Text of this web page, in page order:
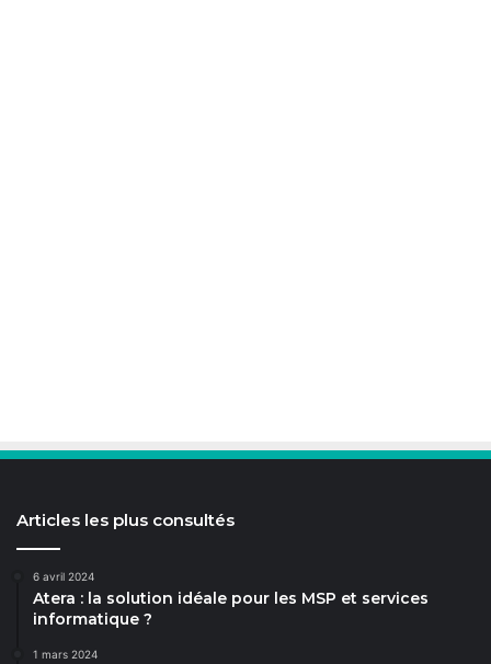
Articles les plus consultés
6 avril 2024
Atera : la solution idéale pour les MSP et services
informatique ?
1 mars 2024